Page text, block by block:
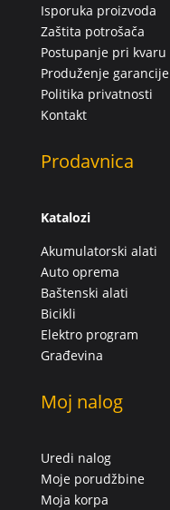
Isporuka proizvoda
Zaštita potrošača
Postupanje pri kvaru
Produženje garancije
Politika privatnosti
Kontakt
Prodavnica
Katalozi
Akumulatorski alati
Auto oprema
Baštenski alati
Bicikli
Elektro program
Građevina
Moj nalog
Uredi nalog
Moje porudžbine
Moja korpa